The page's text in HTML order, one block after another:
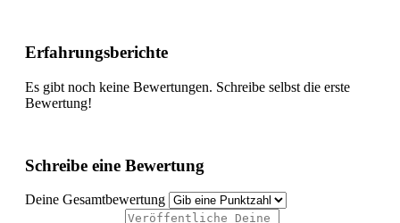
Erfahrungsberichte
Es gibt noch keine Bewertungen. Schreibe selbst die erste
Bewertung!
Schreibe eine Bewertung
Deine Gesamtbewertung